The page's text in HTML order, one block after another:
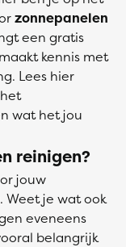
zonnepanelen
een gratis
kennis met
Lees hier
wat het jou
reinigen?
jouw
Weet je wat ook
eveneens
belangrijk